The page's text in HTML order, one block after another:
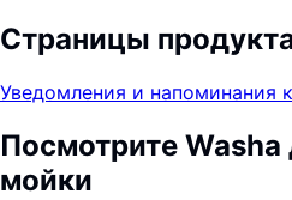
Страницы
Уведомления и напоминания
Посмотрите
мойки